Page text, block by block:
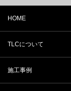
HOME
TLCについて
施工事例